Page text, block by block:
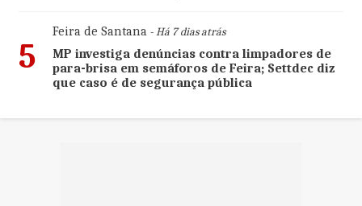
5
Feira de Santana- Há 7 dias atrás
MP investiga denúncias contra limpadores de
para-brisa em semáforos de Feira; Settdec diz
que caso é de segurança pública